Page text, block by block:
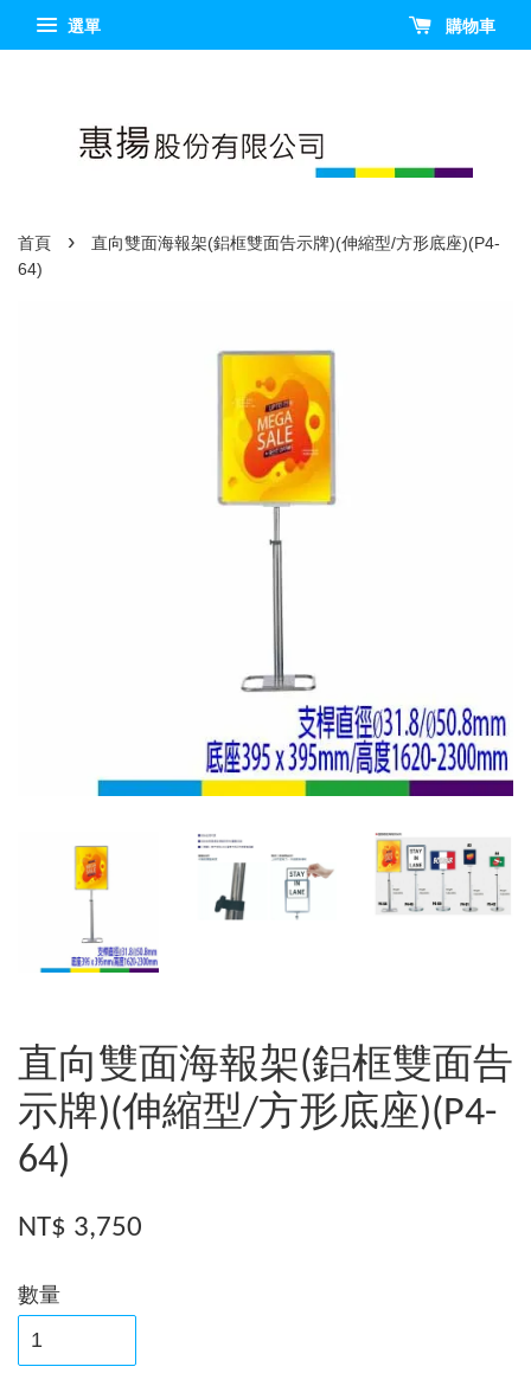
選單 購物車
首頁 ›
直向雙面海報架(鋁框雙面告示牌)(伸縮型/方形底座)(P4-
64)
直向雙面海報架(鋁框雙面告
示牌)(伸縮型/方形底座)(P4-
64)
NT$ 3,750
數量